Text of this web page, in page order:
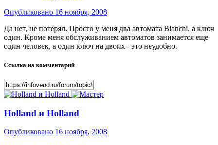
Опубликовано 16 ноября, 2008
Да нет, не потерял. Просто у меня два автомата Bianchi, а ключ
один. Кроме меня обслуживанием автоматов занимается еще
один человек, а один ключ на двоих - это неудобно.
Ссылка на комментарий
Holland и Holland
Опубликовано 16 ноября, 2008